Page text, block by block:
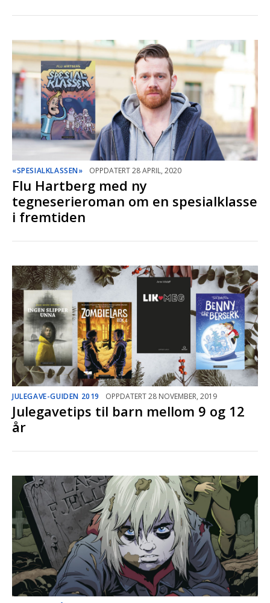
«SPESIALKLASSEN» OPPDATERT 28 APRIL, 2020
Flu Hartberg med ny
tegneserieroman om en spesialklasse
i fremtiden
JULEGAVE-GUIDEN 2019 OPPDATERT 28 NOVEMBER, 2019
Julegavetips til barn mellom 9 og 12
år